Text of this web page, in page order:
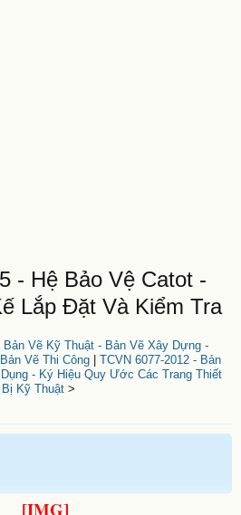
- Hệ Bảo Vệ Catot -
Lắp Đặt Và Kiểm Tra
Bản Vẽ Kỹ Thuật - Bản Vẽ Xây Dựng -
Vẽ Thi Công
TCVN 6077-2012 - Bản
- Ký Hiệu Quy Ước Các Trang Thiết
Bị Kỹ Thuật>